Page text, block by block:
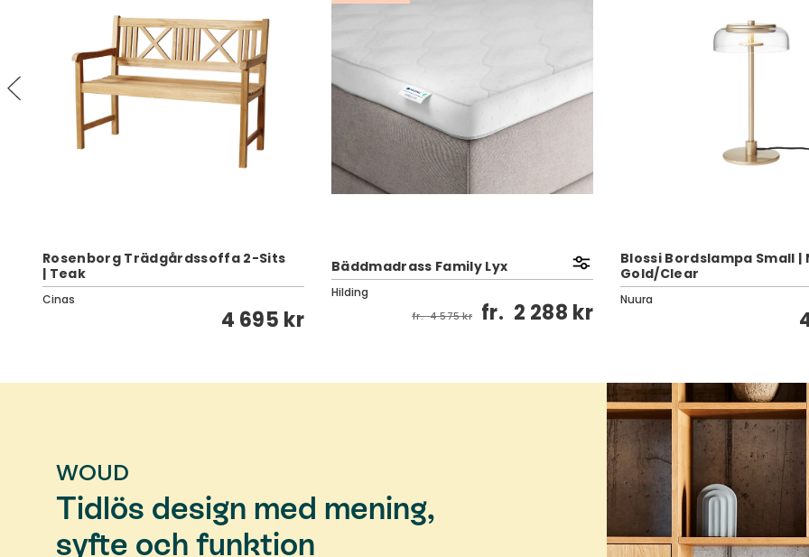
Rosenborg Trädgårdssoffa 2-Sits
| Teak
Cinas
4 695 kr
Bäddmadrass Family Lyx
Hilding
fr. 4 575 kr fr. 2 288 kr
Blossi Bordslampa Small |
Gold/Clear
Nuura
WOUD
Tidlös design med mening,
syfte och funktion